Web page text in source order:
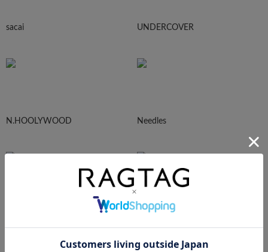
sacai UNDERCOVER
N.HOOLYWOOD Needles
HUMAN MADE